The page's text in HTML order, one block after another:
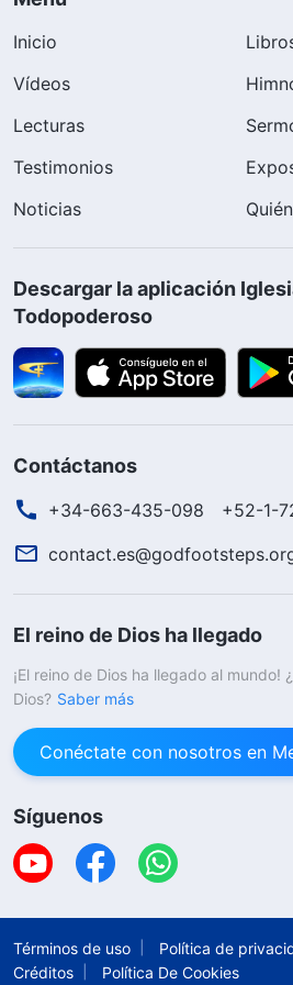
Inicio
Vídeos
Lecturas
Testimonios
Noticias
Descargar la aplicación
Todopoderoso
Contáctanos
+34-663-435-098
+52-1-
El reino de Dios ha llegado
¡El reino de Dios ha llegado al mundo!
Dios? Saber más
Conéctate con nosotros en
Síguenos
Términos de uso
Política de
Créditos
Política De Cookies